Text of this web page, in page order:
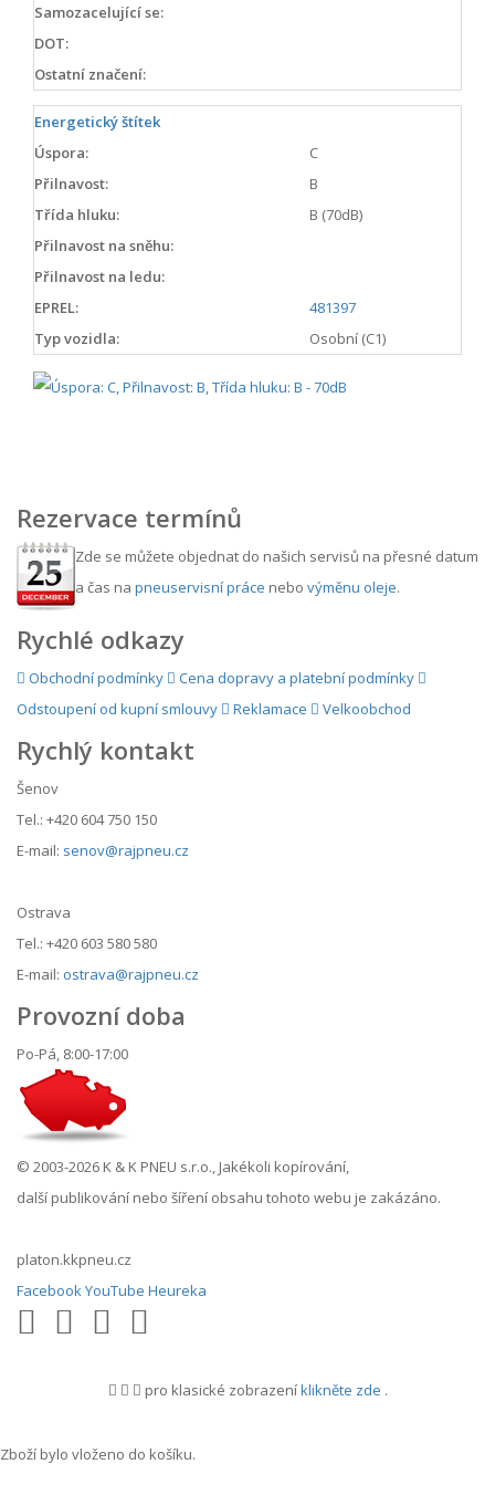
Samozacelující se:
DOT:
Ostatní značení:
Energetický štítek
Úspora:
C
Přilnavost:
B
Třída hluku:
B (70dB)
Přilnavost na sněhu:
Přilnavost na ledu:
EPREL:
481397
Typ vozidla:
Osobní (C1)
Rezervace termínů
Zde se můžete objednat do našich servisů na přesné datum
a čas na pneuservisní práce nebo výměnu oleje.
Rychlé odkazy
Obchodní podmínky
Cena dopravy a platební podmínky
Odstoupení od kupní smlouvy
Reklamace Velkoobchod
Rychlý kontakt
Šenov
Tel.: +420 604 750 150
E-mail: senov@rajpneu.cz
Ostrava
Tel.: +420 603 580 580
E-mail: ostrava@rajpneu.cz
Provozní doba
Po-Pá, 8:00-17:00
© 2003-2026 K & K PNEU s.r.o., Jakékoli kopírování,
další publikování nebo šíření obsahu tohoto webu je zakázáno.
platon.kkpneu.cz
FacebookYouTube Heureka
pro klasické zobrazeníklikněte zde .
Zboží bylo vloženo do košíku.